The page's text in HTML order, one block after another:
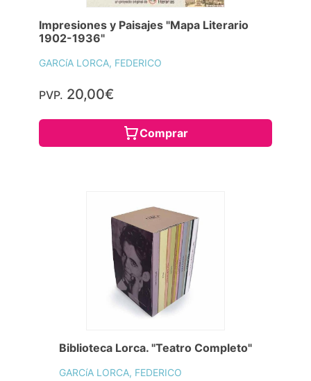
Impresiones y Paisajes "Mapa Literario
1902-1936"
GARCíA LORCA, FEDERICO
PVP. 20,00€
Comprar
Biblioteca Lorca. "Teatro Completo"
GARCíA LORCA, FEDERICO